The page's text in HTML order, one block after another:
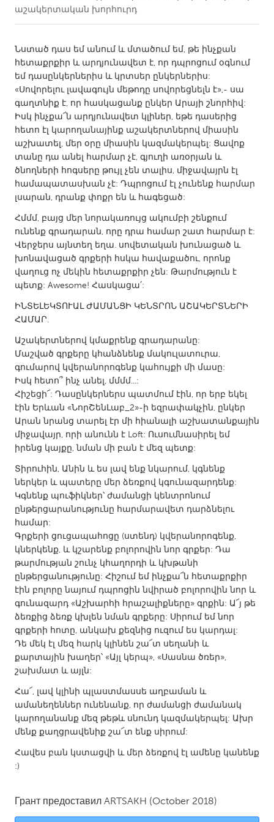
CANADA
Amherstburg
Kingston
Kitchener-Waterloo
New Glasgow
Newmarket
Ottawa
South Shore
Toronto
MALAYSIA
Kuala Lumpur
NETHERLANDS
Leiden
Rotterdam
Utrecht
QATAR
Qatar
Singapore
UNITED KINGDOM
Glasgow
UNITED STATES
Baltimore, MD
Boston, MA
Burlingame-San Mateo, CA
Cass Clay
Chicago, IL
Detroit, MI
Durham, NC
Gainesville, FL
Georgetown, MA
Gloucester, MA
Hamilton-Wenham, MA
Ipswich, MA
Key West, FL
Los Angeles, CA
Miami, FL
New York City, NY
Newburgh, NY
Newburyport, MA
Oahu, HI
Orlando, FL
Peekskill, NY
Philadelphia, PA
Pittsburgh, PA
Portland, OR
Poughkeepsie, NY
Rhode Island
Rockport, MA
աշակերտական խորհուրդ
Նստած դաս եմ անում և մտածում եմ, թե ինչքան
հետաքրքիր և արդյունավետ է, որ դպրոցում օգնում
եմ դասընկերներիս և կրտսեր ընկերներիս:
«Սովորելու լավագույն մեթոդը սովորեցնելն է»,- սա
գաղտնիք է, որ հասկացանք ընկեր Արայի շնորհիվ:
Իսկ ինչքա՜ն արդյունավետ կլիներ, եթե դասերից
հետո էլ կարողանայինք աշակերտներով միասին
աշխատել, մեր օրը միասին կազմակերպել: Ցավոք
տանը դա անել հարմար չէ, գյուղի առօրյան և
ծնողների հոգսերը թույլ չեն տալիս, միջավայրն էլ
համապատասխան չէ: Դպրոցում էլ չունենք հարմար
լսարան, դրանք փոքր են և հագեցած:
Հմմմ, բայց մեր նորակառույց ակումբի շենքում
ունենք գրադարան, որը դրա համար շատ հարմար է:
Վերջերս այնտեղ եղա. սովետական խունացած և
խոնավացած գրքերի հսկա հավաքածու, որոնք
վաղուց ոչ մեկին հետաքրքիր չեն: Թարմություն է
պետք: Awesome! Հասկացա՛:
ԻՆՏԵԼԵԿՏՈՒԱԼ ԺԱՄԱՆՑԻ ԿԵՆՏՐՈՆ ԱՇԱԿԵՐՏՆԵՐԻ
ՀԱՄԱՐ.
Աշակերտներով կմաքրենք գրադարանը:
Մաշված գրքերը կհանձնենք մակուլատուրա,
գումարով կվերանորոգենք կահույքի մի մասը:
Իսկ հետո՞ ինչ անել, մմմմ...:
Հիշեցի՜: Դասընկերներս պատմում էին, որ երբ եկել
էին Երևան «ՆորՇենԼաբ_2»-ի եզրափակչին, ընկեր
Արան նրանց տարել էր մի հիանալի աշխատանքային
միջավայր, որի անունն է Loft: Ուսումնասիրել եմ
իրենց կայքը, նման մի բան է մեզ պետք:
Տիրուհին, Անին և ես լավ ենք նկարում, կգնենք
ներկեր և պատերը մեր ձեռքով կգունազարդենք:
Կգնենք պուֆիկներ՝ ժամանցի կենտրոնում
ընթերցարանությունը հարմարավետ դարձնելու
համար:
Գրքերի ցուցապահոցը (ստենդ) կվերանորոգենք,
կներկենք, և կշարենք բոլորովին նոր գրքեր: Դա
թարմության շունչ կհաղորդի և կխթանի
ընթերցանությունը: Հիշում եմ ինչքա՜ն հետաքրքիր
էին բոլորը նայում դպրոցին նվիրած բոլորովին նոր և
գունազարդ «Աշխարհի հրաշալիքները» գրքին: Ա՜յ թե
ձեռքից ձեռք կխլեն նման գրքերը: Սիրում եմ նոր
գրքերի հոտը, անկախ քեզնից ուզում ես կարդալ:
Դե մեկ էլ մեզ հարկ կլինեն շա՜տ սեղանի և
քարտային խաղեր՝ «Այլ կերպ», «Սասնա ծռեր»,
շախմատ և այլն:
Հա՜, լավ կլինի պլաստմասսե աղբաման և
ամանեղեններ ունենանք, որ ժամանցի ժամանակ
կարողանանք մեզ թեթև սնունդ կազմակերպել: Ախր
մենք քաղցրավենիք շա՜տ ենք սիրում:
Հավես բան կստացվի և մեր ձեռքով էլ ամենը կանենք
:)
Грант предоставил ARTSAKH (October 2018)